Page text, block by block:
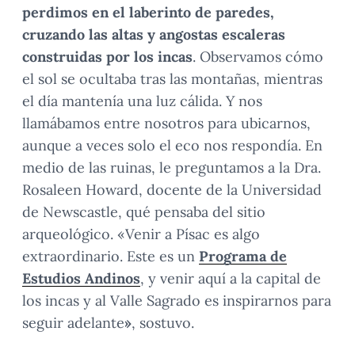
perdimos en el laberinto de paredes,
cruzando las altas y angostas escaleras
construidas por los incas. Observamos cómo
el sol se ocultaba tras las montañas, mientras
el día mantenía una luz cálida. Y nos
llamábamos entre nosotros para ubicarnos,
aunque a veces solo el eco nos respondía. En
medio de las ruinas, le preguntamos a la Dra.
Rosaleen Howard, docente de la Universidad
de Newscastle, qué pensaba del sitio
arqueológico. «Venir a Písac es algo
extraordinario. Este es un Programa de
Estudios Andinos, y venir aquí a la capital de
los incas y al Valle Sagrado es inspirarnos para
seguir adelante», sostuvo.